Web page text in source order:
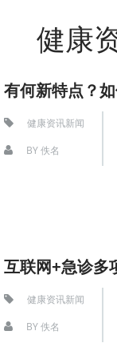
健康
有何新特点？
健康资讯新闻
BY佚名
互联网+急诊多
健康资讯新闻
BY佚名